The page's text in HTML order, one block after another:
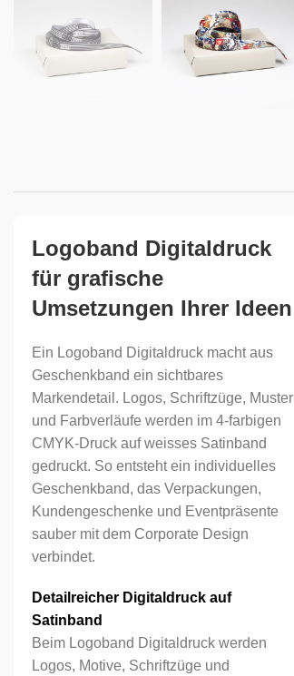
Logoband Digitaldruck
für grafische
Umsetzungen Ihrer Ideen
Ein Logoband Digitaldruck macht aus
Geschenkband ein sichtbares
Markendetail. Logos, Schriftzüge, Muster
und Farbverläufe werden im 4-farbigen
CMYK-Druck auf weisses Satinband
gedruckt. So entsteht ein individuelles
Geschenkband, das Verpackungen,
Kundengeschenke und Eventpräsente
sauber mit dem Corporate Design
verbindet.
Detailreicher Digitaldruck auf
Satinband
Beim Logoband Digitaldruck werden
Logos, Motive, Schriftzüge und